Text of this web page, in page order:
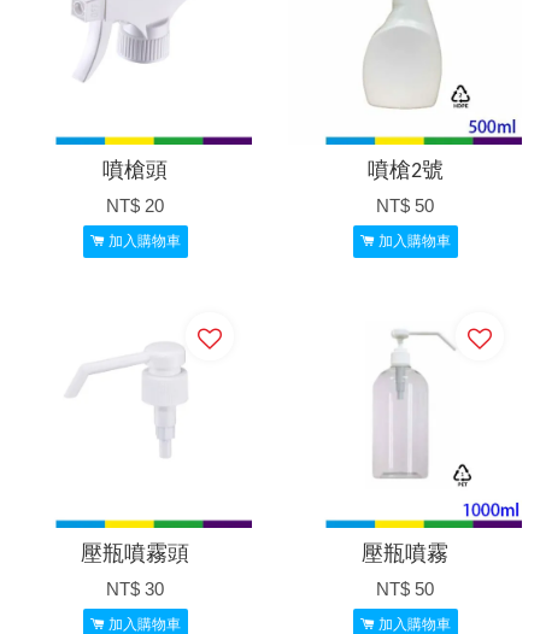
噴槍頭
NT$ 20
加入購物車
噴槍2號
NT$ 50
加入購物車
壓瓶噴霧頭
NT$ 30
加入購物車
壓瓶噴霧
NT$ 50
加入購物車